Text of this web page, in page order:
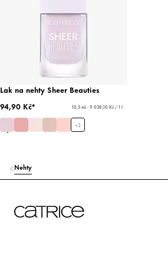
Lak na nehty Sheer Beauties
94,90 Kč*
10,5 ml - 9 038,10 Kč / 1 l
+3
Nehty